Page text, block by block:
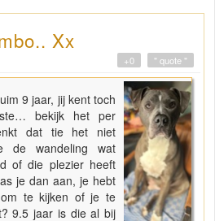
Xx
" quote "
+0
9 jaar, jij kent toch
bekijk het per
dat tie het niet
de wandeling wat
of die plezier heeft
je dan aan, je hebt
te kijken of je te
9.5 jaar is die al bij